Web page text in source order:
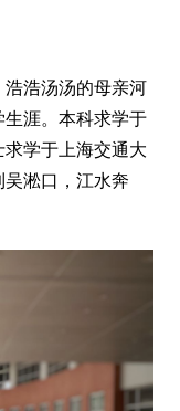
浩浩汤汤的母亲河
涯。本科求学于
学于上海交通大
淞口，江水奔